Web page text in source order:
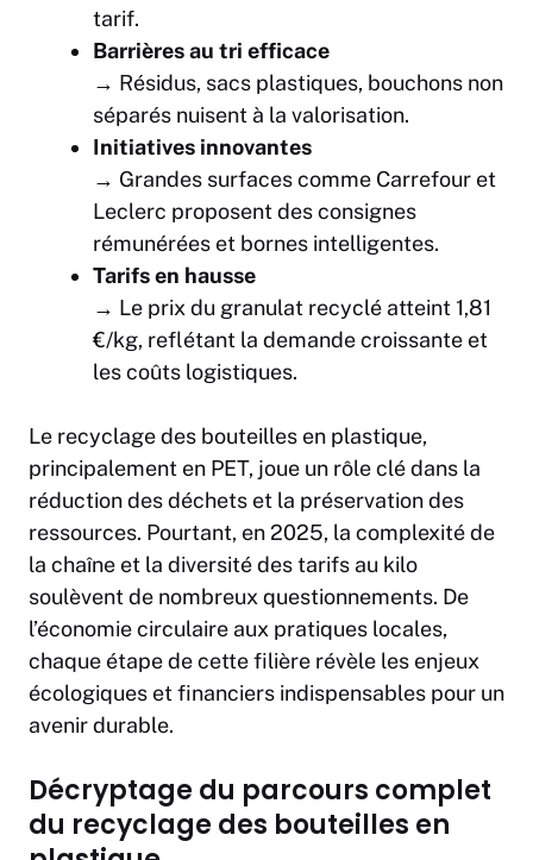
tarif.
Barrières au tri efficace
→ Résidus, sacs plastiques, bouchons non
séparés nuisent à la valorisation.
Initiatives innovantes
→ Grandes surfaces comme Carrefour et
Leclerc proposent des consignes
rémunérées et bornes intelligentes.
Tarifs en hausse
→ Le prix du granulat recyclé atteint 1,81
€/kg, reflétant la demande croissante et
les coûts logistiques.
Le recyclage des bouteilles en plastique,
principalement en PET, joue un rôle clé dans la
réduction des déchets et la préservation des
ressources. Pourtant, en 2025, la complexité de
la chaîne et la diversité des tarifs au kilo
soulèvent de nombreux questionnements. De
l’économie circulaire aux pratiques locales,
chaque étape de cette filière révèle les enjeux
écologiques et financiers indispensables pour un
avenir durable.
Décryptage du parcours complet
du recyclage des bouteilles en